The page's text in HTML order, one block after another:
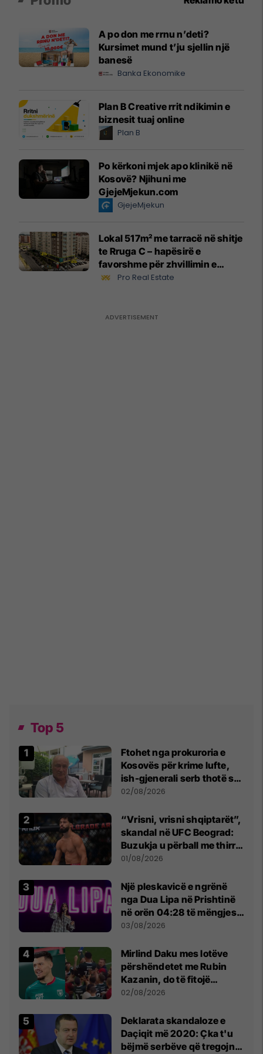
A po don me rrnu n’deti?
Kursimet mund t’ju sjellin një
banesë
Banka Ekonomike
Plan B Creative rrit ndikimin e
biznesit tuaj online
Plan B
Po kërkoni mjek apo klinikë në
Kosovë? Njihuni me
GjejeMjekun.com
GjejeMjekun
Lokal 517m² me tarracë në shitje
te Rruga C – hapësirë e
favorshme për zhvillimin e
biznesit #15796
Pro Real Estate
Top 5
Ftohet nga prokuroria e
Kosovës për krime lufte,
ish-gjenerali serb thotë se
dikush e tradhtoi në
02/08/2026
“Vrisni, vrisni shqiptarët”,
skandal në UFC Beograd:
Buzukja u përball me thirrje
anti-shqiptare nga
01/08/2026
Një pleskavicë e ngrënë
nga Dua Lipa në Prishtinë
në orën 04:28 të mëngjesit
- dhe bota digjitale serbe
03/08/2026
Mirlind Daku mes lotëve
përshëndetet me Rubin
Kazanin, do të fitojë
miliona te Spartak Moska
02/08/2026
​Deklarata skandaloze e
Daçiqit më 2020: Çka t'u
bëjmë serbëve që tregojnë